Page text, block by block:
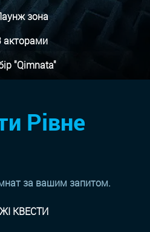
зона
акторами
"Qimnata"
Рівне
за вашим запитом.
КВЕСТИ